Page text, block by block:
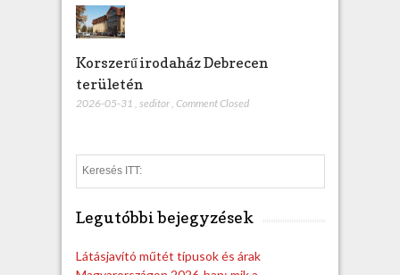
Korszerű irodaház Debrecen
területén
2026-05-31 seditor Comment Closed
e
Legutóbbi bejegyzések
Látásjavító műtét típusok és árak